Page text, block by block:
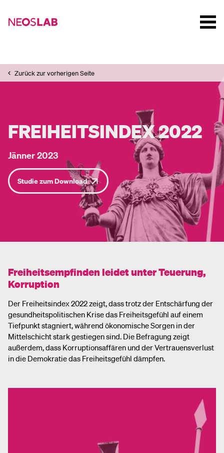
Zurück zur vorherigen Seite
FREIHEITSINDEX 2022
Jänner 2023
Studie zum Download
Freiheitsempfinden leidet unter Teuerung,
Korruption
Der Freiheitsindex 2022 zeigt, dass trotz der Entschärfung der
gesundheitspolitischen Krise das Freiheitsgefühl auf einem
Tiefpunkt stagniert, während ökonomische Sorgen in der
Mittelschicht stark gestiegen sind. Die Befragung zeigt
außerdem, dass Korruptionsaffären und der Vertrauensverlust
in die Demokratie das Freiheitsgefühl dämpfen.